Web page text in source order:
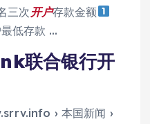
三次 开户存款金额
低存款 …
联合银行开
› 本国新闻 ›